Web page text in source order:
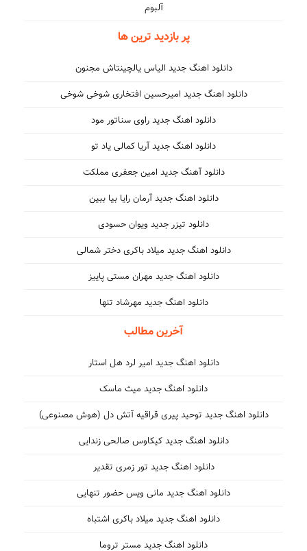
آلبوم
پر بازدید ترین ها
دانلود اهنگ جدید الیاس یالچینتاش مجنون
دانلود اهنگ جدید امیرحسین افتخاری شوخی شوخی
دانلود اهنگ جدید راوی سناتور مود
دانلود اهنگ جدید آریا کمالی یاد تو
دانلود آهنگ جدید امین جعفری مملکت
دانلود اهنگ جدید آرمان رایا بیا ببین
دانلود تیزر جدید ویوان حسودی
دانلود اهنگ جدید میلاد باکری دختر شمالی
دانلود اهنگ جدید مهران مستی پاییز
دانلود اهنگ جدید مهرشاد تنها
آخرین مطالب
دانلود اهنگ جدید امیر لرد هل استار
دانلود اهنگ جدید میث ماسک
دانلود اهنگ جدید توحید پیری قراقیه آتش دل (هوش مصنوعی)
دانلود اهنگ جدید کیکاوس صالحی زندایی
دانلود اهنگ جدید تور زمری تقدیر
دانلود اهنگ جدید مانی ویس حضور تنهایی
دانلود اهنگ جدید میلاد باکری اشتباه
دانلود اهنگ جدید مستر تروما